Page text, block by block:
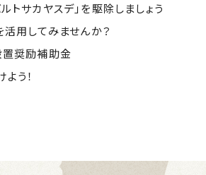
トサカヤスデ」を駆除しましょう
活用してみませんか？
置奨励補助金
う！